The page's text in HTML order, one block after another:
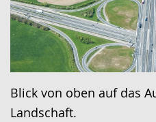
Blick von oben auf das
Landschaft.